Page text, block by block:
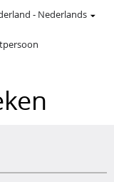
- Nederlands